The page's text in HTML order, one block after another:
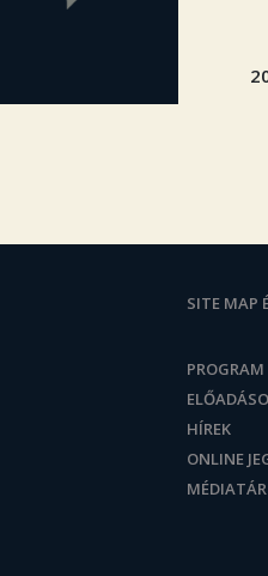
SITE MAP
PROGRAM
HÍREK
ONLINE
MÉDIATÁR